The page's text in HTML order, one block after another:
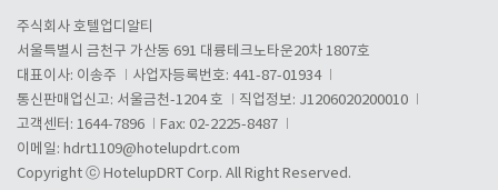
주식회사 호텔업디알티
서울특별시 금천구 가산동 691 대륭테크노타운20차 1807호
대표이사: 이송주
사업자등록번호: 441-87-01934
통신판매업신고: 서울금천-1204 호
직업정보: J1206020200010
고객센터: 1644-7896
Fax: 02-2225-8487
이메일: hdrt1109@hotelupdrt.com
Copyright ⓒ HotelupDRT Corp. All Right Reserved.